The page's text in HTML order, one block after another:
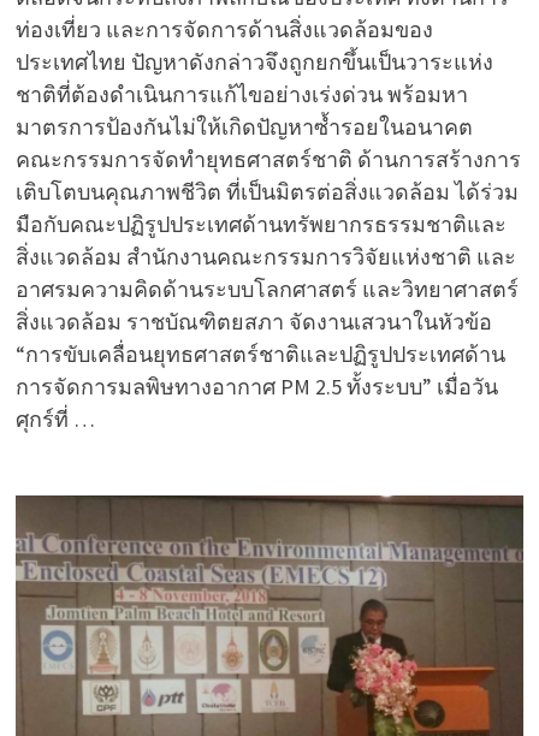
ท่องเที่ยว และการจัดการด้านสิ่งแวดล้อมของ
ประเทศไทย ปัญหาดังกล่าวจึงถูกยกขึ้นเป็นวาระแห่ง
ชาติที่ต้องดำเนินการแก้ไขอย่างเร่งด่วน พร้อมหา
มาตรการป้องกันไม่ให้เกิดปัญหาซ้ำรอยในอนาคต
คณะกรรมการจัดทำยุทธศาสตร์ชาติ ด้านการสร้างการ
เติบโตบนคุณภาพชีวิต ที่เป็นมิตรต่อสิ่งแวดล้อม ได้ร่วม
มือกับคณะปฏิรูปประเทศด้านทรัพยากรธรรมชาติและ
สิ่งแวดล้อม สำนักงานคณะกรรมการวิจัยแห่งชาติ และ
อาศรมความคิดด้านระบบโลกศาสตร์ และวิทยาศาสตร์
สิ่งแวดล้อม ราชบัณฑิตยสภา จัดงานเสวนาในหัวข้อ
“การขับเคลื่อนยุทธศาสตร์ชาติและปฏิรูปประเทศด้าน
การจัดการมลพิษทางอากาศ PM 2.5 ทั้งระบบ” เมื่อวัน
ศุกร์ที่ …